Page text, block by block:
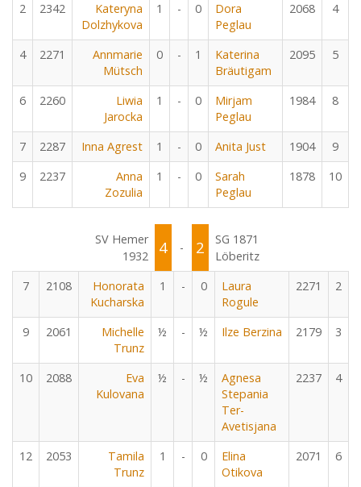
2 2342
Kateryna
Dolzhykova
1 - 0
Dora
Peglau
2068 4
4 2271
Annmarie
Mütsch
0 - 1
Katerina
Bräutigam
2095 5
6 2260
Liwia
Jarocka
1 - 0
Mirjam
Peglau
1984 8
7 2287 Inna Agrest 1 - 0 Anita Just 1904
9
9
2237
Anna
Zozulia
1 - 0
Sarah
Peglau
1878 10
SV Hemer
1932
4 - 2
SG 1871
Löberitz
7
2108
Honorata
Kucharska
1 - 0
Laura
Rogule
2271 2
9 2061
Michelle
Trunz
½ - ½ Ilze Berzina 2179 3
10 2088
Eva
Kulovana
½ - ½
Agnesa
Stepania
Ter-
Avetisjana
2237 4
12 2053
Tamila
Trunz
1 - 0
Elina
Otikova
2071 6